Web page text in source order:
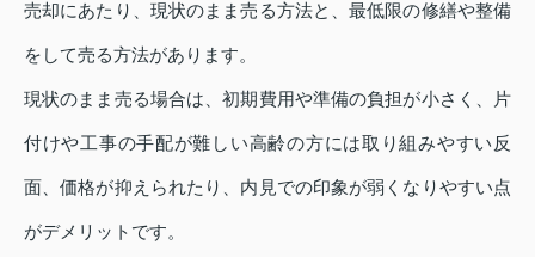
売却にあたり、現状のまま売る方法と、最低限の修繕や整備
をして売る方法があります。
現状のまま売る場合は、初期費用や準備の負担が小さく、片
付けや工事の手配が難しい高齢の方には取り組みやすい反
面、価格が抑えられたり、内見での印象が弱くなりやすい点
がデメリットです。